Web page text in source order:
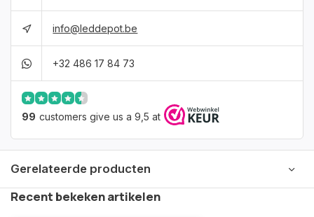
info@leddepot.be
+32 486 17 84 73
99 customers give us a 9,5 at
Gerelateerde producten
Recent bekeken artikelen